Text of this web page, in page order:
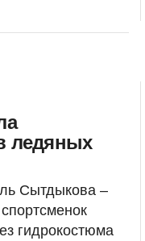
ледяных
Сытдыкова –
гидрокостюма